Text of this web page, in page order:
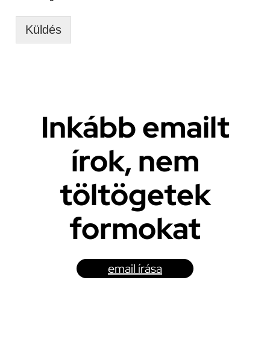
Küldés
Inkább emailt
írok, nem
töltögetek
formokat
email írása